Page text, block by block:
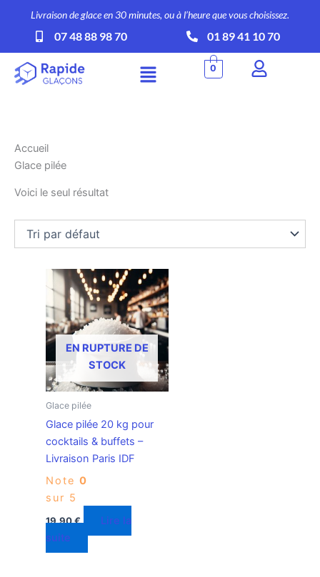
contenu
Livraison de glace en 30 minutes, ou à l’heure que vous choisissez.
07 48 88 98 70 01 89 41 10 70
Menu 0
Accueil
Glace pilée
Voici le seul résultat
EN RUPTURE DE
STOCK
Glace pilée
Glace pilée 20 kg pour
cocktails & buffets –
Livraison Paris IDF
Note 0
sur 5
19,90€
Lire la
suite